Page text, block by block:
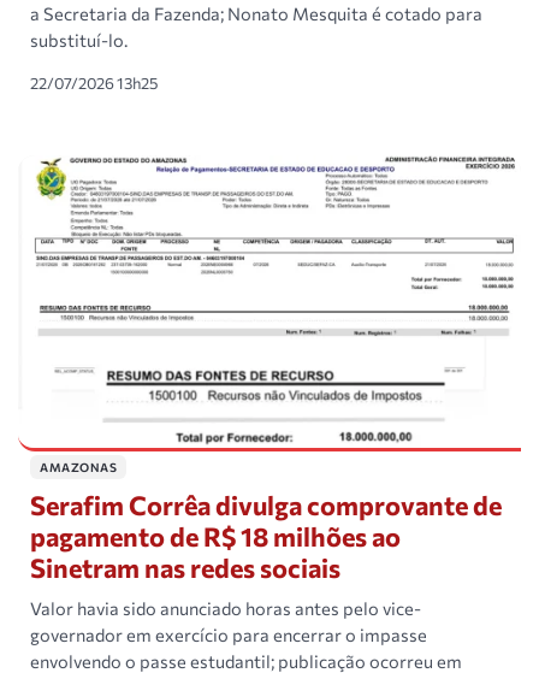
a Secretaria da Fazenda; Nonato Mesquita é cotado para
substituí-lo.
22/07/2026 13h25
AMAZONAS
Serafim Corrêa divulga comprovante de
pagamento de R$ 18 milhões ao
Sinetram nas redes sociais
Valor havia sido anunciado horas antes pelo vice-
governador em exercício para encerrar o impasse
envolvendo o passe estudantil; publicação ocorreu em